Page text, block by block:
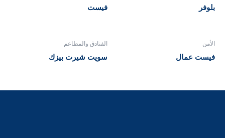
بلوفر فيست
الأمن
فيست عمال
الفنادق والمطاعم
سويت شيرت بيزك